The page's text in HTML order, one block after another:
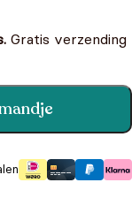
Gratis verzending
aantal